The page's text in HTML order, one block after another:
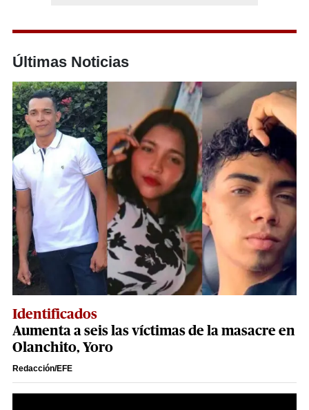
Últimas Noticias
Identificados
Aumenta a seis las víctimas de la masacre en
Olanchito, Yoro
Redacción/EFE